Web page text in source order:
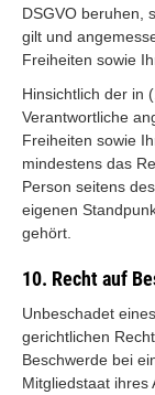
DSGVO beruhen,
gilt und
Freiheiten sowie
Hinsichtlich der in
Verantwortliche
Freiheiten sowie
mindestens das
Person seitens
eigenen
gehört.
10. Recht auf
Unbeschadet
gerichtlichen
Beschwerde bei
Mitgliedstaat ihres